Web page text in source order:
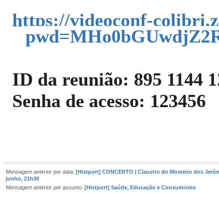
https://videoconf-
ID da reunião: 895 1144
Senha de acesso: 123456
Mensagem anterior por data: [Histport] CONCERTO | Claustro do Mosteiro dos
junho, 21h30
Mensagem anterior por assunto: [Histport] Saúde, Educação e Consumismo